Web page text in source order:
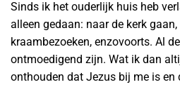
Sinds ik het ouderlijk huis heb
alleen gedaan: naar de kerk
kraambezoeken, enzovoorts. Al
ontmoedigend zijn. Wat ik dan
onthouden dat Jezus bij me is en